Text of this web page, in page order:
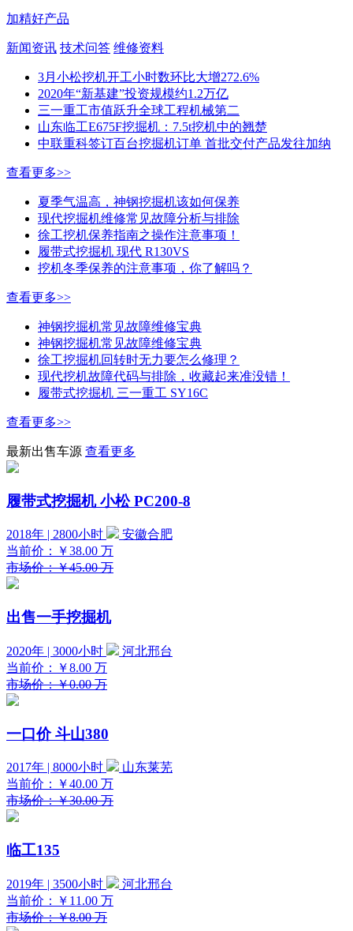
加精好产品
新闻资讯 技术问答 维修资料
3月小松挖机开工小时数环比大增272.6%
2020年“新基建”投资规模约1.2万亿
三一重工市值跃升全球工程机械第二
山东临工E675F挖掘机：7.5t挖机中的翘楚
中联重科签订百台挖掘机订单 首批交付产品发往加纳
查看更多>>
夏季气温高，神钢挖掘机该如何保养
现代挖掘机维修常见故障分析与排除
徐工挖机保养指南之操作注意事项！
履带式挖掘机 现代 R130VS
挖机冬季保养的注意事项，你了解吗？
查看更多>>
神钢挖掘机常见故障维修宝典
神钢挖掘机常见故障维修宝典
徐工挖掘机回转时无力要怎么修理？
现代挖机故障代码与排除，收藏起来准没错！
履带式挖掘机 三一重工 SY16C
查看更多>>
最新出售车源 查看更多
履带式挖掘机 小松 PC200-8
2018年 | 2800小时
安徽合肥
当前价：
￥38.00 万
市场价：￥45.00 万
出售一手挖掘机
2020年 | 3000小时
河北邢台
当前价：
￥8.00 万
市场价：￥0.00 万
一口价 斗山380
2017年 | 8000小时
山东莱芜
当前价：
￥40.00 万
市场价：￥30.00 万
临工135
2019年 | 3500小时
河北邢台
当前价：
￥11.00 万
市场价：￥8.00 万